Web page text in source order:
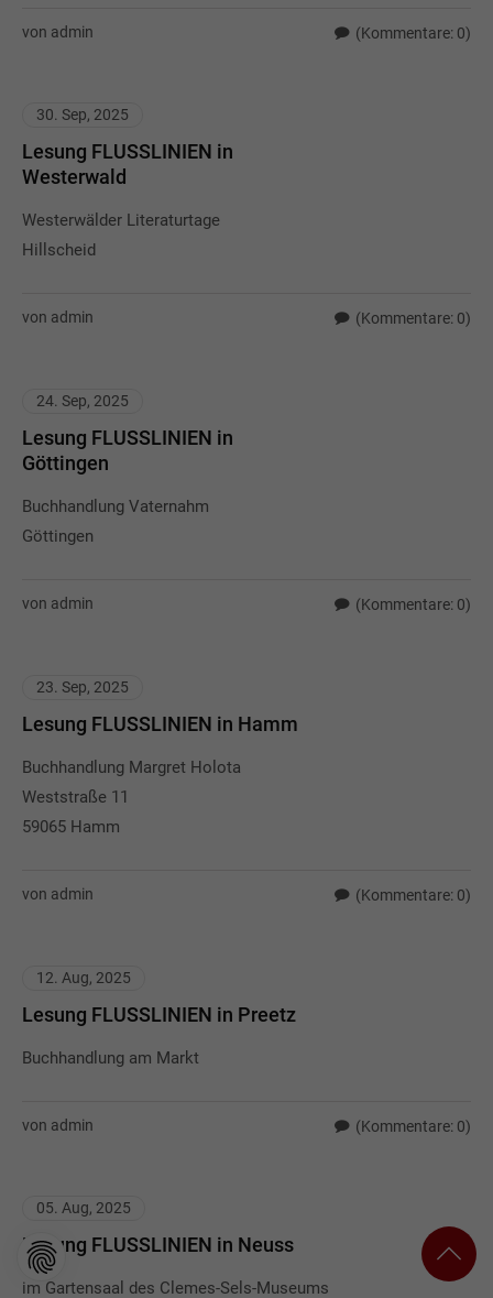
von admin (Kommentare: 0)
30. Sep, 2025
Lesung FLUSSLINIEN in
Westerwald
Westerwälder Literaturtage
Hillscheid
von admin (Kommentare: 0)
24. Sep, 2025
Lesung FLUSSLINIEN in
Göttingen
Buchhandlung Vaternahm
Göttingen
von admin (Kommentare: 0)
23. Sep, 2025
Lesung FLUSSLINIEN in Hamm
Buchhandlung Margret Holota
Weststraße 11
59065 Hamm
von admin (Kommentare: 0)
12. Aug, 2025
Lesung FLUSSLINIEN in Preetz
Buchhandlung am Markt
von admin (Kommentare: 0)
05. Aug, 2025
Lesung FLUSSLINIEN in Neuss
im Gartensaal des Clemes-Sels-Museums